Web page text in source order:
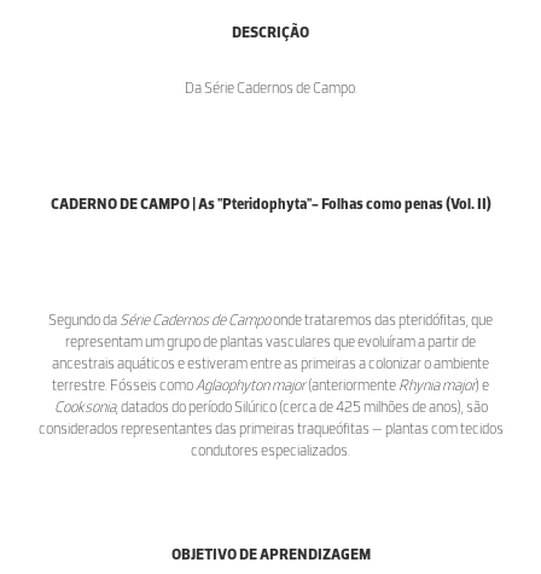
DESCRIÇÃO
Da Série Cadernos de Campo.
CADERNO DE CAMPO | As "Pteridophyta"- Folhas como penas (Vol. II)
Segundo da Série Cadernos de Campoonde trataremos das pteridófitas, que
representam um grupo de plantas vasculares que evoluíram a partir de
ancestrais aquáticos e estiveram entre as primeiras a colonizar o ambiente
terrestre. Fósseis comoAglaophyton major(anteriormente Rhynia major) e
Cooksonia, datados do período Silúrico (cerca de 425 milhões de anos), são
considerados representantes das primeiras traqueófitas — plantas com tecidos
condutores especializados.
OBJETIVO DE APRENDIZAGEM